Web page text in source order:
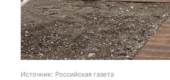
Источник: Российская газета